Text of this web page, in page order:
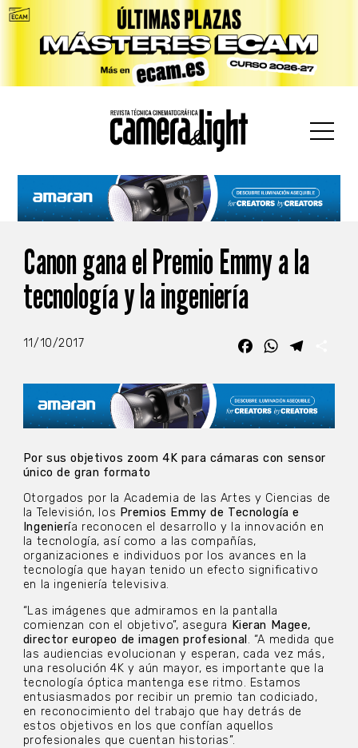
Canon gana el Premio Emmy a la
tecnología y la ingeniería
11/10/2017 FacebookWhatsApp
Por sus objetivos zoom 4K para cámaras con sensor
único de gran formato
Otorgados por la Academia de las Artes y Ciencias de
la Televisión, los Premios Emmy de Tecnología e
Ingeniería reconocen el desarrollo y la innovación en
la tecnología, así como a las compañías,
organizaciones e individuos por los avances en la
tecnología que hayan tenido un efecto significativo
en la ingeniería televisiva.
“Las imágenes que admiramos en la pantalla
comienzan con el objetivo”, asegura Kieran Magee,
director europeo de imagen profesional . “A medida que
las audiencias evolucionan y esperan, cada vez más,
una resolución 4K y aún mayor, es importante que la
tecnología óptica mantenga ese ritmo. Estamos
entusiasmados por recibir un premio tan codiciado,
en reconocimiento del trabajo que hay detrás de
estos objetivos en los que confían aquellos
profesionales que cuentan historias”.